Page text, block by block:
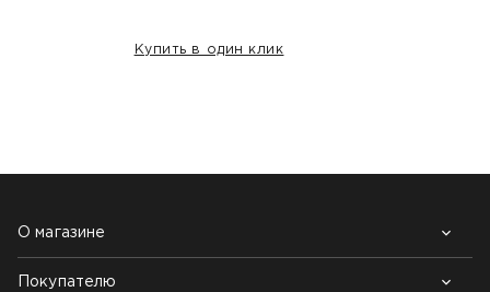
Купить в один клик
О магазине
Почему выбирают нас
Покупателю